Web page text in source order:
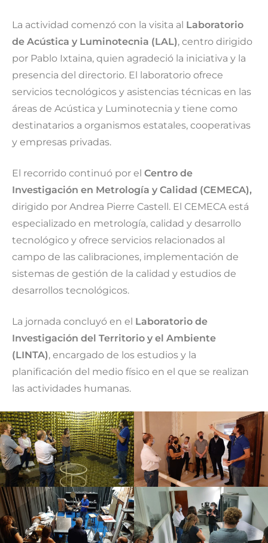
La actividad comenzó con la visita al Laboratorio
de Acústica y Luminotecnia (LAL), centro dirigido
por Pablo Ixtaina, quien agradeció la iniciativa y la
presencia del directorio. El laboratorio ofrece
servicios tecnológicos y asistencias técnicas en las
áreas de Acústica y Luminotecnia y tiene como
destinatarios a organismos estatales, cooperativas
y empresas privadas.
El recorrido continuó por el Centro de
Investigación en Metrología y Calidad (CEMECA),
dirigido por Andrea Pierre Castell. El CEMECA está
especializado en metrología, calidad y desarrollo
tecnológico y ofrece servicios relacionados al
campo de las calibraciones, implementación de
sistemas de gestión de la calidad y estudios de
desarrollos tecnológicos.
La jornada concluyó en el Laboratorio de
Investigación del Territorio y el Ambiente
(LINTA), encargado de los estudios y la
planificación del medio físico en el que se realizan
las actividades humanas.